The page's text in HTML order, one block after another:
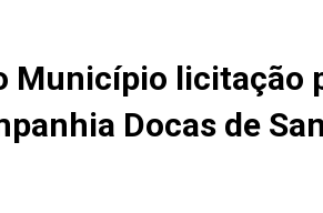
Município licitação
Docas de